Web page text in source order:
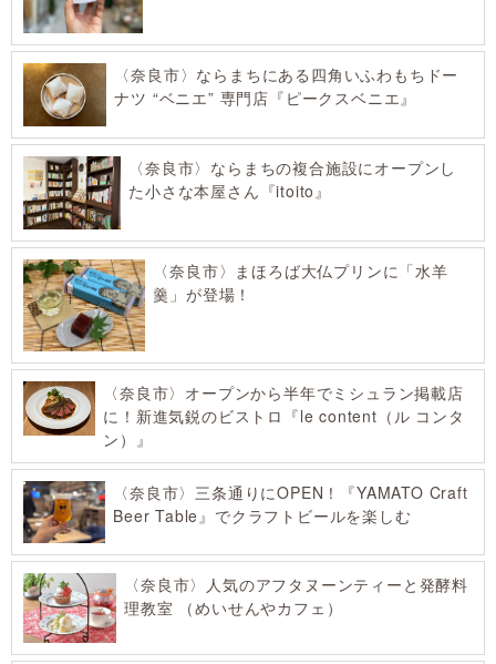
〈奈良市〉ならまちにある四角いふわもちドー
ナツ “ベニエ” 専門店『ピークスベニエ』
〈奈良市〉ならまちの複合施設にオープンし
た小さな本屋さん『itoito』
〈奈良市〉まほろば大仏プリンに「水羊
羹」が登場！
〈奈良市〉オープンから半年でミシュラン掲載店
に！新進気鋭のビストロ『le content（ル コンタ
ン）』
〈奈良市〉三条通りにOPEN！『YAMATO Craft
Beer Table』でクラフトビールを楽しむ
〈奈良市〉人気のアフタヌーンティーと発酵料
理教室 （めいせんやカフェ）